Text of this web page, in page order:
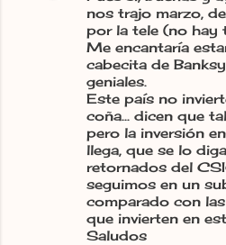
nos trajo marzo,
por la tele (no hay
Me encantaría
cabecita de
geniales.
Este país no
coña... dicen que
pero la inversión
llega, que se lo
retornados del
seguimos en un
comparado con
que invierten en
Saludos